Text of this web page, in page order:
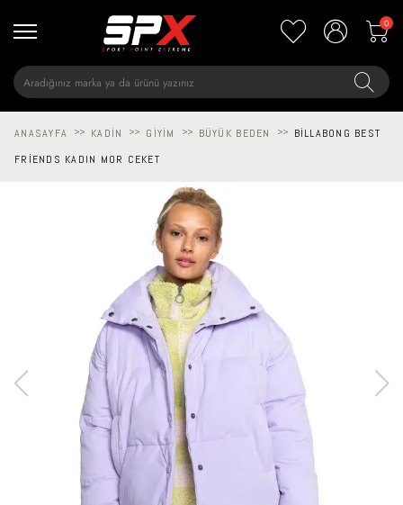
0
ANASAYFA >> KADIN >> GIYIM >> BÜYÜK BEDEN >>
BILLABONG BEST
FRIENDS KADIN MOR CEKET